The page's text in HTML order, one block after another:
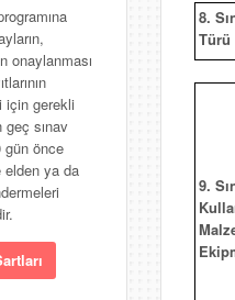
onaylanması
için gerekli
geç sınav
gün önce
elden ya da
8.
Türü
9.